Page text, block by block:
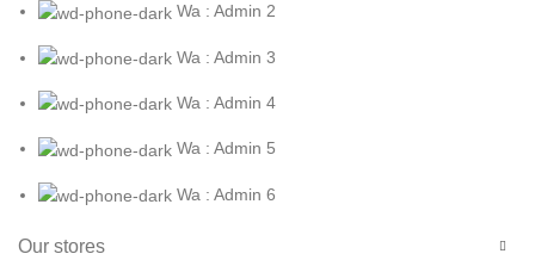
Wa : Admin 2
Wa : Admin 3
Wa : Admin 4
Wa : Admin 5
Wa : Admin 6
Our stores